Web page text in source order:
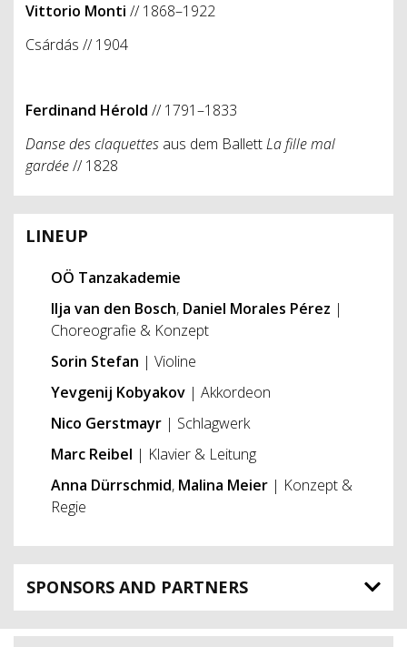
Vittorio Monti // 1868–1922
Csárdás // 1904
Ferdinand Hérold // 1791–1833
Danse des claquettes aus dem BallettLa fille mal
gardée// 1828
LINEUP
OÖ Tanzakademie
Ilja van den Bosch, Daniel Morales Pérez |
Choreografie & Konzept
Sorin Stefan | Violine
Yevgenij Kobyakov | Akkordeon
Nico Gerstmayr | Schlagwerk
Marc Reibel | Klavier & Leitung
Anna Dürrschmid, Malina Meier | Konzept &
Regie
SPONSORS AND PARTNERS